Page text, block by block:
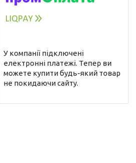
У компанії підключені
електронні платежі. Тепер ви
можете купити будь-який товар
не покидаючи сайту.